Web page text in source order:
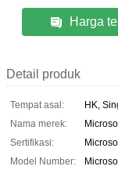
Harga
Detail produk
Tempat asal:
HK,
Nama merek:
Sertifikasi:
Model Number: